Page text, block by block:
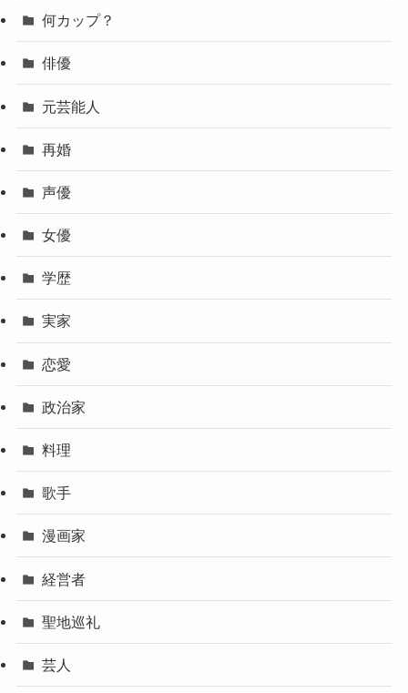
何カップ？
俳優
元芸能人
再婚
声優
女優
学歴
実家
恋愛
政治家
料理
歌手
漫画家
経営者
聖地巡礼
芸人